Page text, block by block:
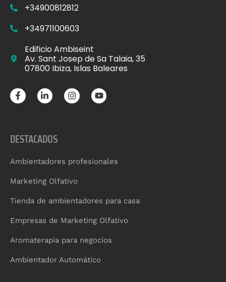
+34900812812
+34971100603
Edificio Ambiseint
Av. Sant Josep de Sa Talaia, 35
07800 Ibiza, Islas Baleares
DESTACADOS
Ambientadores profesionales
Marketing Olfativo
Tienda de ambientadores para casa
Empresas de Marketing Olfativo
Aromaterapia para negocios
Ambientador Automático